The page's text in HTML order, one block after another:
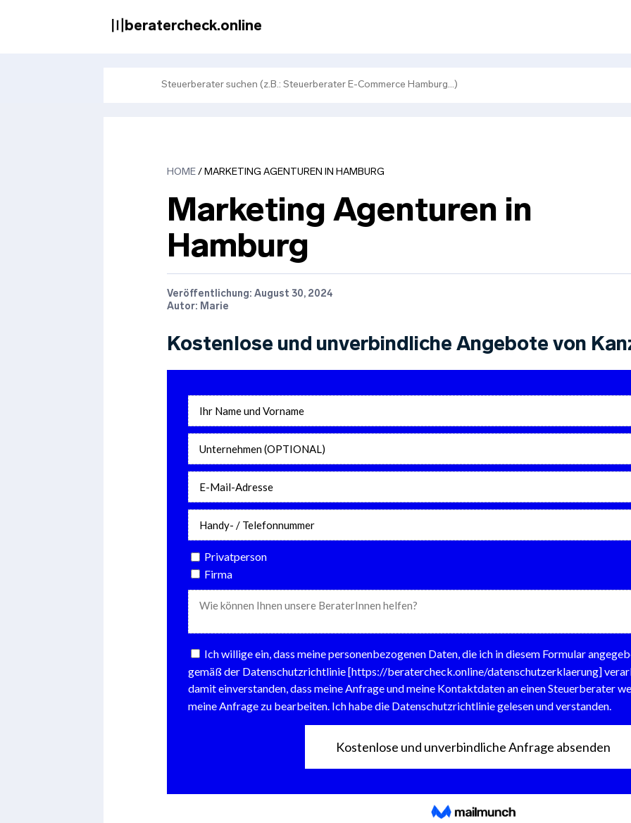
〣beratercheck.online
HOME / MARKETING AGENTUREN IN HAMBURG
Marketing Agenturen in
Hamburg
Veröffentlichung: August 30, 2024
Autor: Marie
Kostenlose und unverbindliche Angebote von